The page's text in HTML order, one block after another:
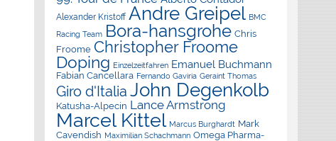
Alexander Kristoff Andre Greipel BMC
Racing Team Bora-hansgrohe Chris
Froome Christopher Froome
Doping Einzelzeitfahren Emanuel Buchmann
Fabian Cancellara Fernando Gaviria Geraint Thomas
Giro d'Italia John Degenkolb
Katusha-Alpecin Lance Armstrong
Marcel Kittel Marcus Burghardt Mark
Cavendish Maximilian Schachmann Omega Pharma-